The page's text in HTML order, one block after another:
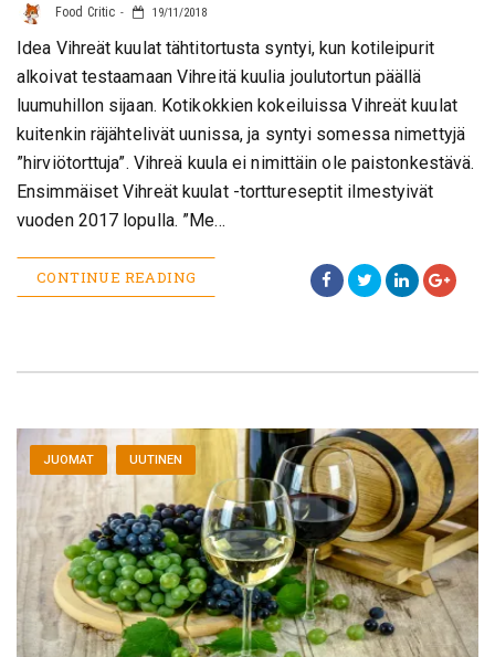
Food Critic 19/11/2018
Idea Vihreät kuulat tähtitortusta syntyi, kun kotileipurit
alkoivat testaamaan Vihreitä kuulia joulutortun päällä
luumuhillon sijaan. Kotikokkien kokeiluissa Vihreät kuulat
kuitenkin räjähtelivät uunissa, ja syntyi somessa nimettyjä
”hirviötorttuja”. Vihreä kuula ei nimittäin ole paistonkestävä.
Ensimmäiset Vihreät kuulat -torttureseptit ilmestyivät
vuoden 2017 lopulla. ”Me…
CONTINUE READING
JUOMAT UUTINEN